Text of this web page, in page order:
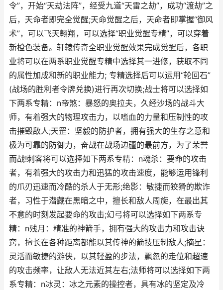
令”，开始“天劫法阵”，经受九道“天雷之劫”，成功“渡劫”之
后，天命者即完全觉醒;天命觉醒之后，天命者即掌握“御风
术”，可以飞天翱翔，可以选择“职业觉醒专精”，可以穿着
新橙色装备。轩辕传奇全职业觉醒效果完成觉醒后，各职
业将可以在两系职业觉醒专精中选择其一进修，获取不同
的属性加成和新的职业能力; 专精选择后可以运用“轮回石”
(战场的胜利者令牌兑换)进行再次切换;战士将可以选择如
下两系专精：n帝煞：暴怒的奥拉夫，久经沙场的战斗大
师，有着强大的物理攻击力，以嗜血的力量和压制性的攻
击摧毁敌人;天罡：坚毅的防护者，拥有强大的生存之意和
极为可靠的防御力，奋战在战场边疆的最前方，为了荣誉
而战!刺客将可以选择如下两系专精：n魂杀：要命的攻击
者，有着强大的攻击力和迅猛的攻击速度，能够运用锋利
的爪刃迅速而冷酷的杀人于无形;绝影：敏捷而狡猾的欺诈
者，习性于潜藏在黑暗之中，擅长和敌人周旋，在最出其
不意的时刻发起要命的攻击;幻弓将可以选择如下两系专
精：n残月：精准的神箭手，拥有强大的攻击力和攻击诀
窍，擅长在各种距离都能以其传神的箭技压制敌人;摘星：
灵活而敏捷的游侠，以其轻盈的步法，飘忽的走位和超速
的攻击频率，让敌人无法近其左右;法师将可以选择如下两
系专精：n冰灵：冰之元素的操控者，具有冰的坚定及冷